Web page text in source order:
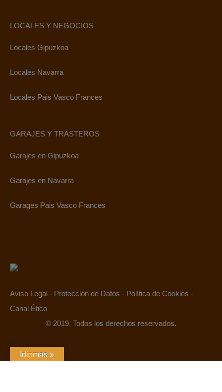
LOCALES Y NEGOCIOS
Locales Gipuzkoa
Locales Navarra
Locales Pais Vasco Frances
GARAJES Y TRASTEROS
Garajes en Gipuzkoa
Garajes en Navarra
Garages Pais Vasco Frances
Aviso Legal - Protección de Datos - Política de Cookies -
Canal Ético
© 2019. Todos los derechos reservados.
Idiomas »